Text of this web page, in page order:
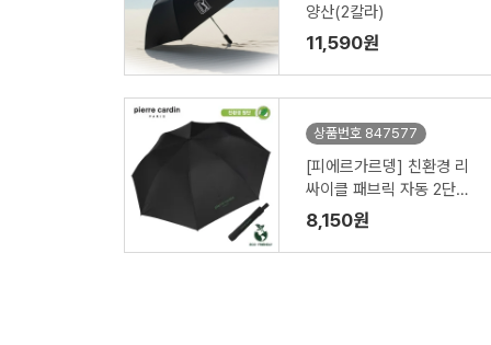
양산(2칼라)
11,590원
상품번호 847577
[피에르가르뎅] 친환경 리
싸이클 패브릭 자동 2단우
산
8,150원